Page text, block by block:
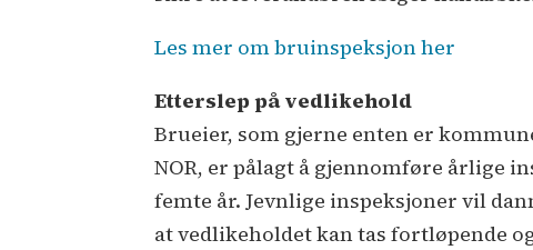
Les mer om bruinspeksjon her
Etterslep på vedlikehold
Brueier, som gjerne enten er
NOR, er pålagt å gjennomføre årlige
femte år. Jevnlige inspeksjoner vil
at vedlikeholdet kan tas fortløpende